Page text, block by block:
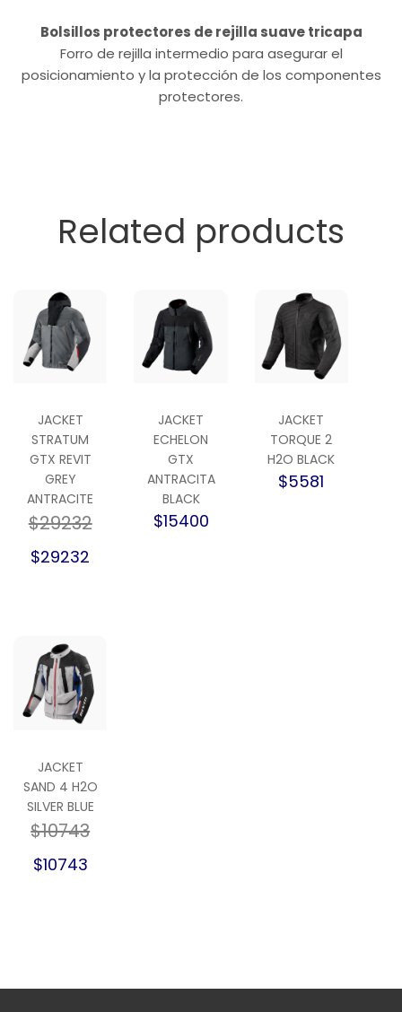
Bolsillos protectores de rejilla suave tricapa
Forro de rejilla intermedio para asegurar el
posicionamiento y la protección de los componentes
protectores.
Related products
JACKET
STRATUM
GTX REVIT
GREY
ANTRACITE
$29232
$29232
JACKET
ECHELON
GTX
ANTRACITA
BLACK
$15400
JACKET
TORQUE 2
H2O BLACK
$5581
JACKET
SAND 4 H2O
SILVER BLUE
$10743
$10743